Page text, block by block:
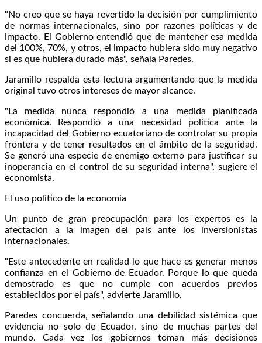
"No creo que se haya revertido la decisión por cumplimiento
de normas internacionales, sino por razones políticas y de
impacto. El Gobierno entendió que de mantener esa medida
del 100%, 70%, y otros, el impacto hubiera sido muy negativo
si es que hubiera durado más", señala Paredes.
Jaramillo respalda esta lectura argumentando que la medida
original tuvo otros intereses de mayor alcance.
"La medida nunca respondió a una medida planificada
económica. Respondió a una necesidad política ante la
incapacidad del Gobierno ecuatoriano de controlar su propia
frontera y de tener resultados en el ámbito de la seguridad.
Se generó una especie de enemigo externo para justificar su
inoperancia en el control de su seguridad interna", sugiere el
economista.
El uso político de la economía
Un punto de gran preocupación para los expertos es la
afectación a la imagen del país ante los inversionistas
internacionales.
"Este antecedente en realidad lo que hace es generar menos
confianza en el Gobierno de Ecuador. Porque lo que queda
demostrado es que no cumple con acuerdos previos
establecidos por el país", advierte Jaramillo.
Paredes concuerda, señalando una debilidad sistémica que
evidencia no solo de Ecuador, sino de muchas partes del
mundo. Cada vez los gobiernos toman más decisiones